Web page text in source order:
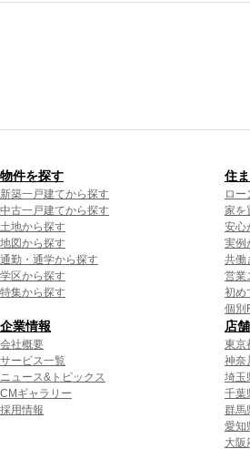
物件を探す
新築一戸建てから探す
中古一戸建てから探す
土地から探す
地図から探す
通勤・通学から探す
学区から探す
特集から探す
住
ロー
家を
安心
実例
共働
営業
初め
個別
企業情報
会社概要
サービス一覧
ニュース&トピックス
CMギャラリー
採用情報
店
東京
神奈
埼玉
千葉
群馬
愛知
大阪